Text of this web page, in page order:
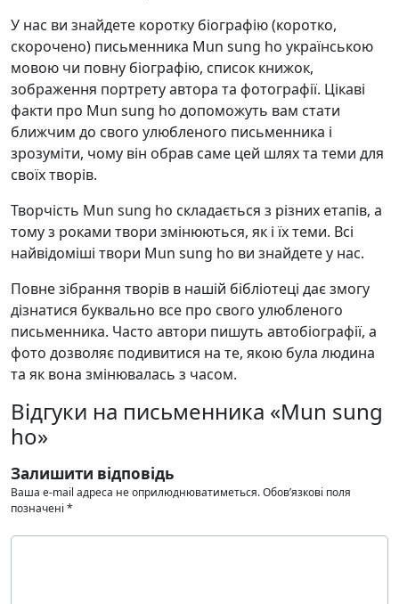
У нас ви знайдете коротку біографію (коротко,
скорочено) письменника Mun sung ho українською
мовою чи повну біографію, список книжок,
зображення портрету автора та фотографії. Цікаві
факти про Mun sung ho допоможуть вам стати
ближчим до свого улюбленого письменника і
зрозуміти, чому він обрав саме цей шлях та теми для
своїх творів.
Творчість Mun sung ho складається з різних етапів, а
тому з роками твори змінюються, як і їх теми. Всі
найвідоміші твори Mun sung ho ви знайдете у нас.
Повне зібрання творів в нашій бібліотеці дає змогу
дізнатися буквально все про свого улюбленого
письменника. Часто автори пишуть автобіографії, а
фото дозволяє подивитися на те, якою була людина
та як вона змінювалась з часом.
Відгуки на письменника «Mun sung
ho»
Залишити відповідь
Ваша e-mail адреса не оприлюднюватиметься.Обов’язкові поля
позначені *